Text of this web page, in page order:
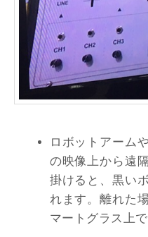
ロボットアーム
の映像上から遠
掛けると、黒い
れます。離れた
マートグラス上